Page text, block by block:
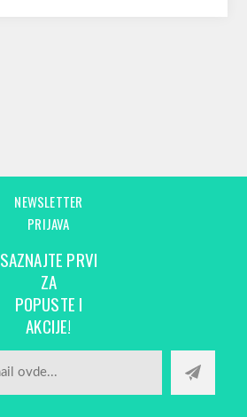
NEWSLETTER
PRIJAVA
SAZNAJTE PRVI
ZA
POPUSTE I
AKCIJE!